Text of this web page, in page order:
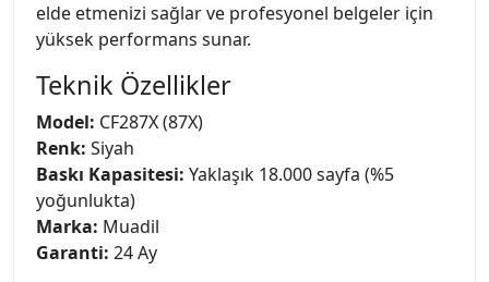
elde etmenizi sağlar ve profesyonel belgeler için
yüksek performans sunar.
Teknik Özellikler
Model: CF287X (87X)
Renk: Siyah
Baskı Kapasitesi: Yaklaşık 18.000 sayfa (%5
yoğunlukta)
Marka: Muadil
Garanti: 24 Ay